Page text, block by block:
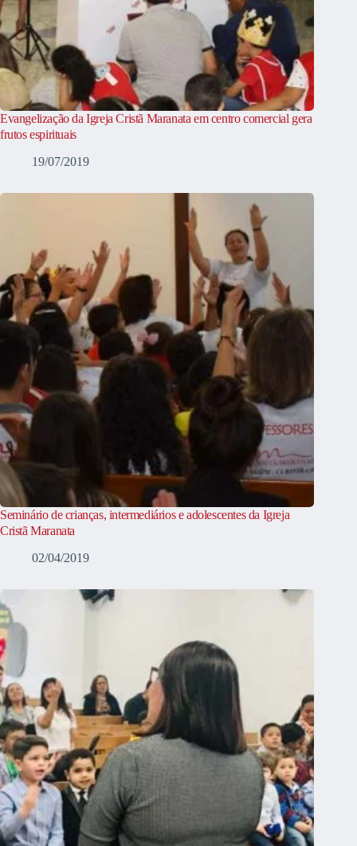
Evangelização da Igreja Cristã Maranata em centro comercial gera
frutos espirituais
19/07/2019
Seminário de crianças, intermediários e adolescentes da Igreja
Cristã Maranata
02/04/2019